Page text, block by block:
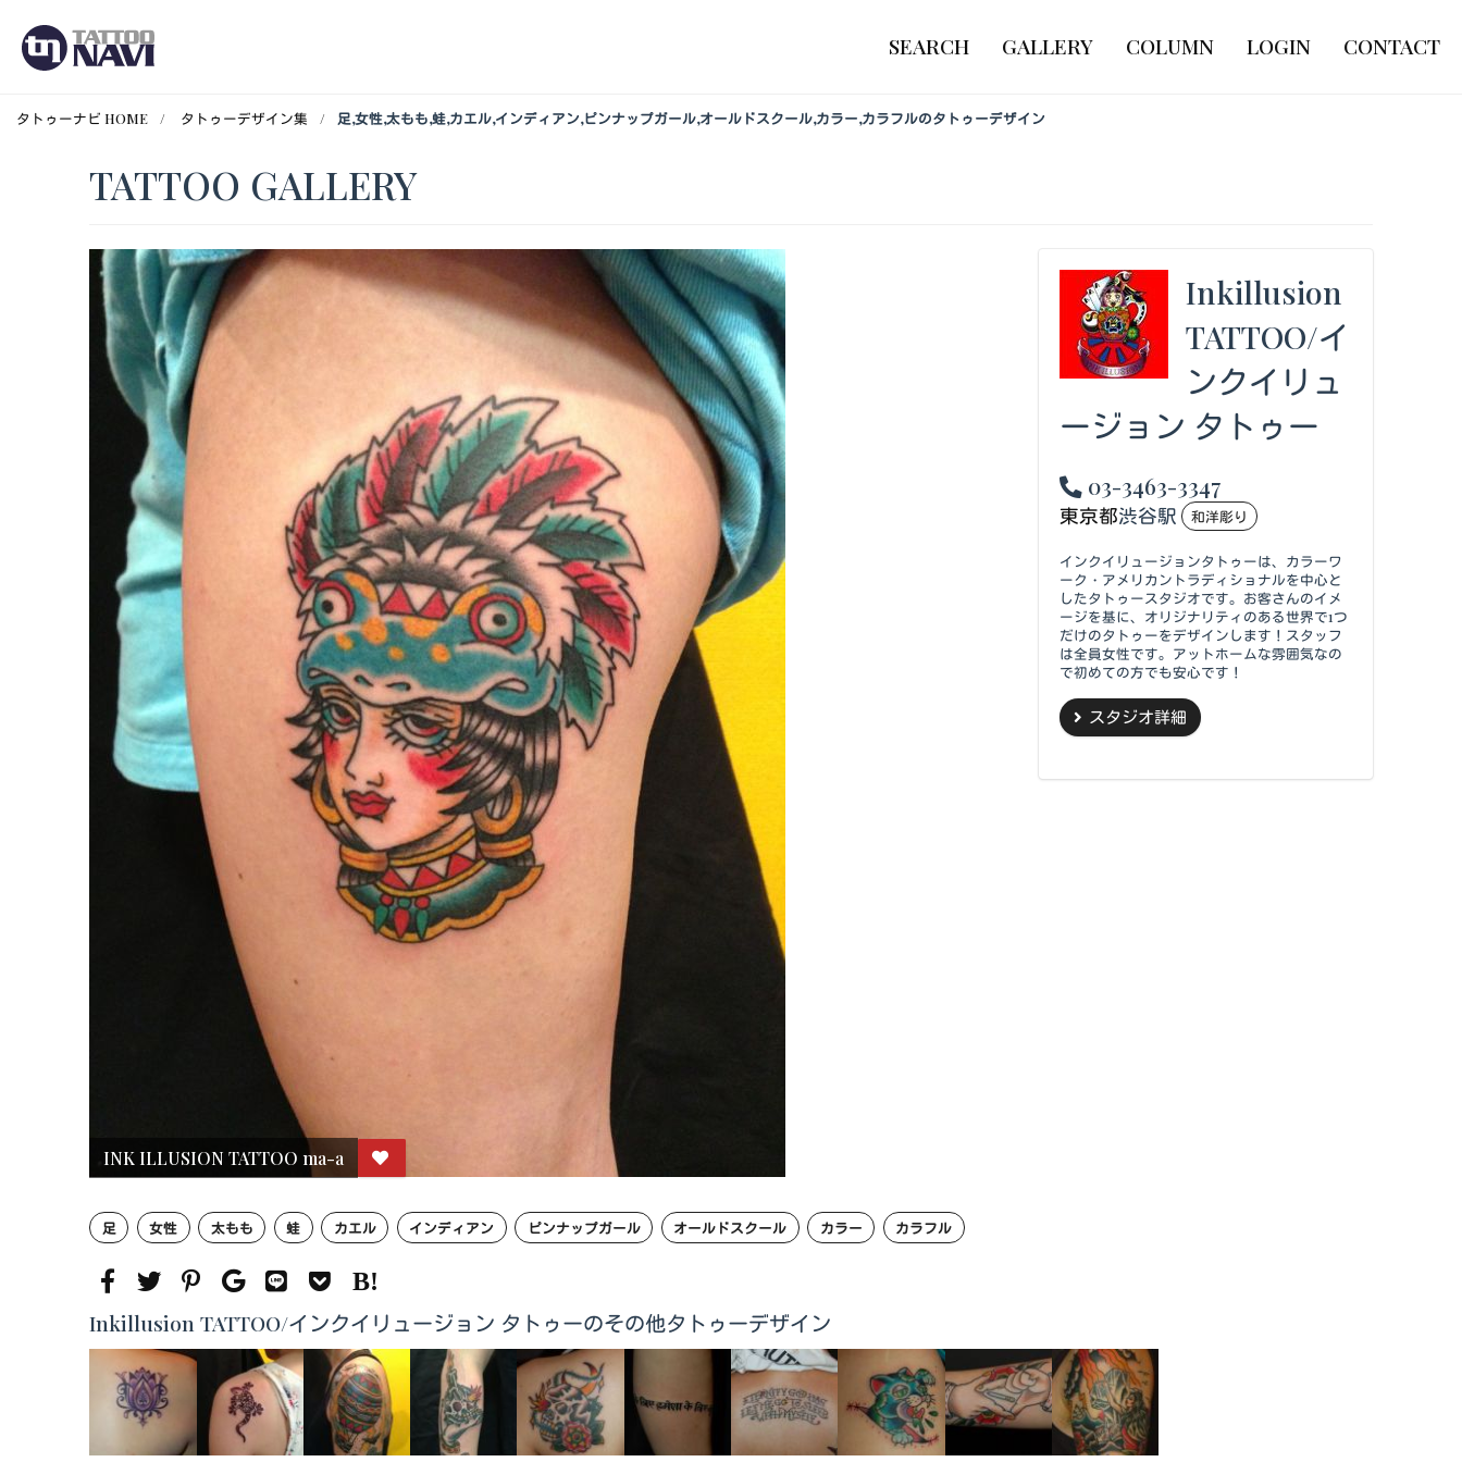
SEARCH GALLERY COLUMN LOGIN CONTACT
タトゥーナビ HOME タトゥーデザイン集 足,女性,太もも,蛙,カエル,インディアン,ピンナップガール,オールドスクール,カラー,カラフルのタトゥーデザイン
TATTOO GALLERY
Inkillusion
TATTOO/イ
ンクイリュ
ージョン タトゥー
03-3463-3347
東京都渋谷駅 和洋彫り
インクイリュージョンタトゥーは、カラーワ
ーク・アメリカントラディショナルを中心と
したタトゥースタジオです。お客さんのイメ
ージを基に、オリジナリティのある世界で1つ
だけのタトゥーをデザインします！スタッフ
は全員女性です。アットホームな雰囲気なの
で初めての方でも安心です！
スタジオ詳細
INK ILLUSION TATTOO ma-a
足 女性 太もも 蛙 カエル インディアン ピンナップガール オールドスクール カラー カラフル
Inkillusion TATTOO/インクイリュージョン タトゥーのその他タトゥーデザイン